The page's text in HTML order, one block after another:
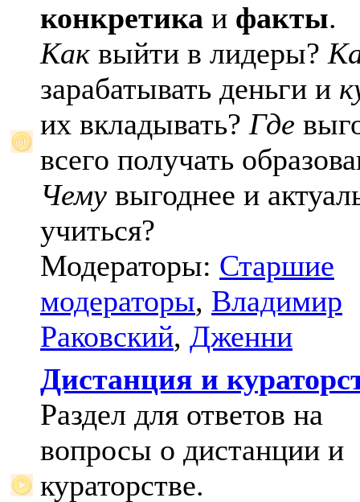
конкретика и факты.
Как выйти в лидеры?
зарабатывать деньги и
их вкладывать? Где
всего получать
Чему выгоднее и
учиться?
Модераторы: Старшие
модераторы, Владимир
Раковский, Дженни
Дистанция и
Раздел для ответов на
вопросы о дистанции и
кураторстве.